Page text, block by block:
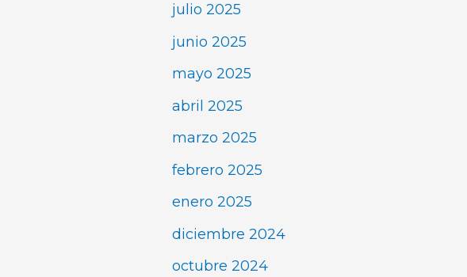
julio 2025
junio 2025
mayo 2025
abril 2025
marzo 2025
febrero 2025
enero 2025
diciembre 2024
octubre 2024